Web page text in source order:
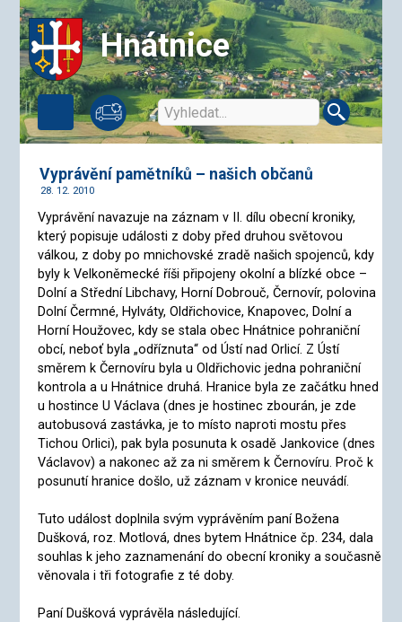
Hnátnice
Vyprávění pamětníků – našich občanů
28. 12. 2010
Vyprávění navazuje na záznam v II. dílu obecní kroniky,
který popisuje události z doby před druhou světovou
válkou, z doby po mnichovské zradě našich spojenců, kdy
byly k Velkoněmecké říši připojeny okolní a blízké obce –
Dolní a Střední Libchavy, Horní Dobrouč, Černovír, polovina
Dolní Čermné, Hylváty, Oldřichovice, Knapovec, Dolní a
Horní Houžovec, kdy se stala obec Hnátnice pohraniční
obcí, neboť byla „odříznuta“ od Ústí nad Orlicí. Z Ústí
směrem k Černovíru byla u Oldřichovic jedna pohraniční
kontrola a u Hnátnice druhá. Hranice byla ze začátku hned
u hostince U Václava (dnes je hostinec zbourán, je zde
autobusová zastávka, je to místo naproti mostu přes
Tichou Orlici), pak byla posunuta k osadě Jankovice (dnes
Václavov) a nakonec až za ni směrem k Černovíru. Proč k
posunutí hranice došlo, už záznam v kronice neuvádí.
Tuto událost doplnila svým vyprávěním paní Božena
Dušková, roz. Motlová, dnes bytem Hnátnice čp. 234, dala
souhlas k jeho zaznamenání do obecní kroniky a současně
věnovala i tři fotografie z té doby.
Paní Dušková vyprávěla následující.